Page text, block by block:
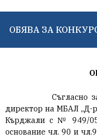
ОБЯВА ЗА
Съгласно
директор на МБАЛ „Д-
Кърджали с№ 949/
основание чл. 90 и